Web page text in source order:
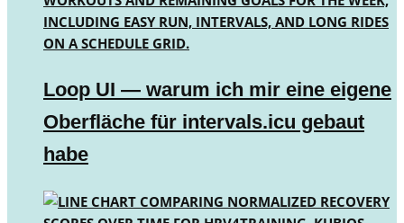
Loop UI — warum ich mir eine eigene
Oberfläche für intervals.icu gebaut
habe